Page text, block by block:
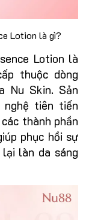
Lotion là gì?
Lotion là
thuộc dòng
Nu Skin. Sản
tiên tiến
thành phần
phục hồi sự
lại làn da sáng